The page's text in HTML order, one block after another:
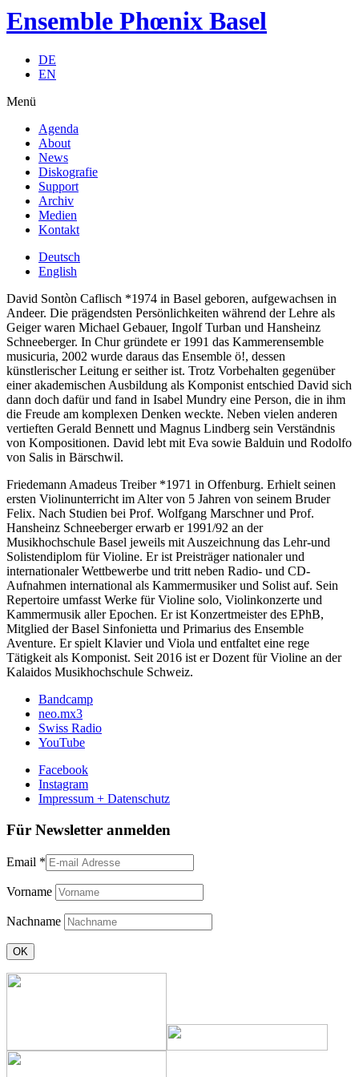
Ensemble Phœnix Basel
DE
EN
Menü
Agenda
About
News
Diskografie
Support
Archiv
Medien
Kontakt
Deutsch
English
David Sontòn Caflisch *1974 in Basel geboren, aufgewachsen in
Andeer. Die prägendsten Persönlichkeiten während der Lehre als
Geiger waren Michael Gebauer, Ingolf Turban und Hansheinz
Schneeberger. In Chur gründete er 1991 das Kammerensemble
musicuria, 2002 wurde daraus das Ensemble ö!, dessen
künstlerischer Leitung er seither ist. Trotz Vorbehalten gegenüber
einer akademischen Ausbildung als Komponist entschied David sich
dann doch dafür und fand in Isabel Mundry eine Person, die in ihm
die Freude am komplexen Denken weckte. Neben vielen anderen
vertieften Gerald Bennett und Magnus Lindberg sein Verständnis
von Kompositionen. David lebt mit Eva sowie Balduin und Rodolfo
von Salis in Bärschwil.
Friedemann Amadeus Treiber *1971 in Offenburg. Erhielt seinen
ersten Violinunterricht im Alter von 5 Jahren von seinem Bruder
Felix. Nach Studien bei Prof. Wolfgang Marschner und Prof.
Hansheinz Schneeberger erwarb er 1991/92 an der
Musikhochschule Basel jeweils mit Auszeichnung das Lehr-und
Solistendiplom für Violine. Er ist Preisträger nationaler und
internationaler Wettbewerbe und tritt neben Radio- und CD-
Aufnahmen international als Kammermusiker und Solist auf. Sein
Repertoire umfasst Werke für Violine solo, Violinkonzerte und
Kammermusik aller Epochen. Er ist Konzertmeister des EPhB,
Mitglied der Basel Sinfonietta und Primarius des Ensemble
Aventure. Er spielt Klavier und Viola und entfaltet eine rege
Tätigkeit als Komponist. Seit 2016 ist er Dozent für Violine an der
Kalaidos Musikhochschule Schweiz.
Bandcamp
neo.mx3
Swiss Radio
YouTube
Facebook
Instagram
Impressum + Datenschutz
Für Newsletter anmelden
Email *
Vorname
Nachname
Constant
this
field